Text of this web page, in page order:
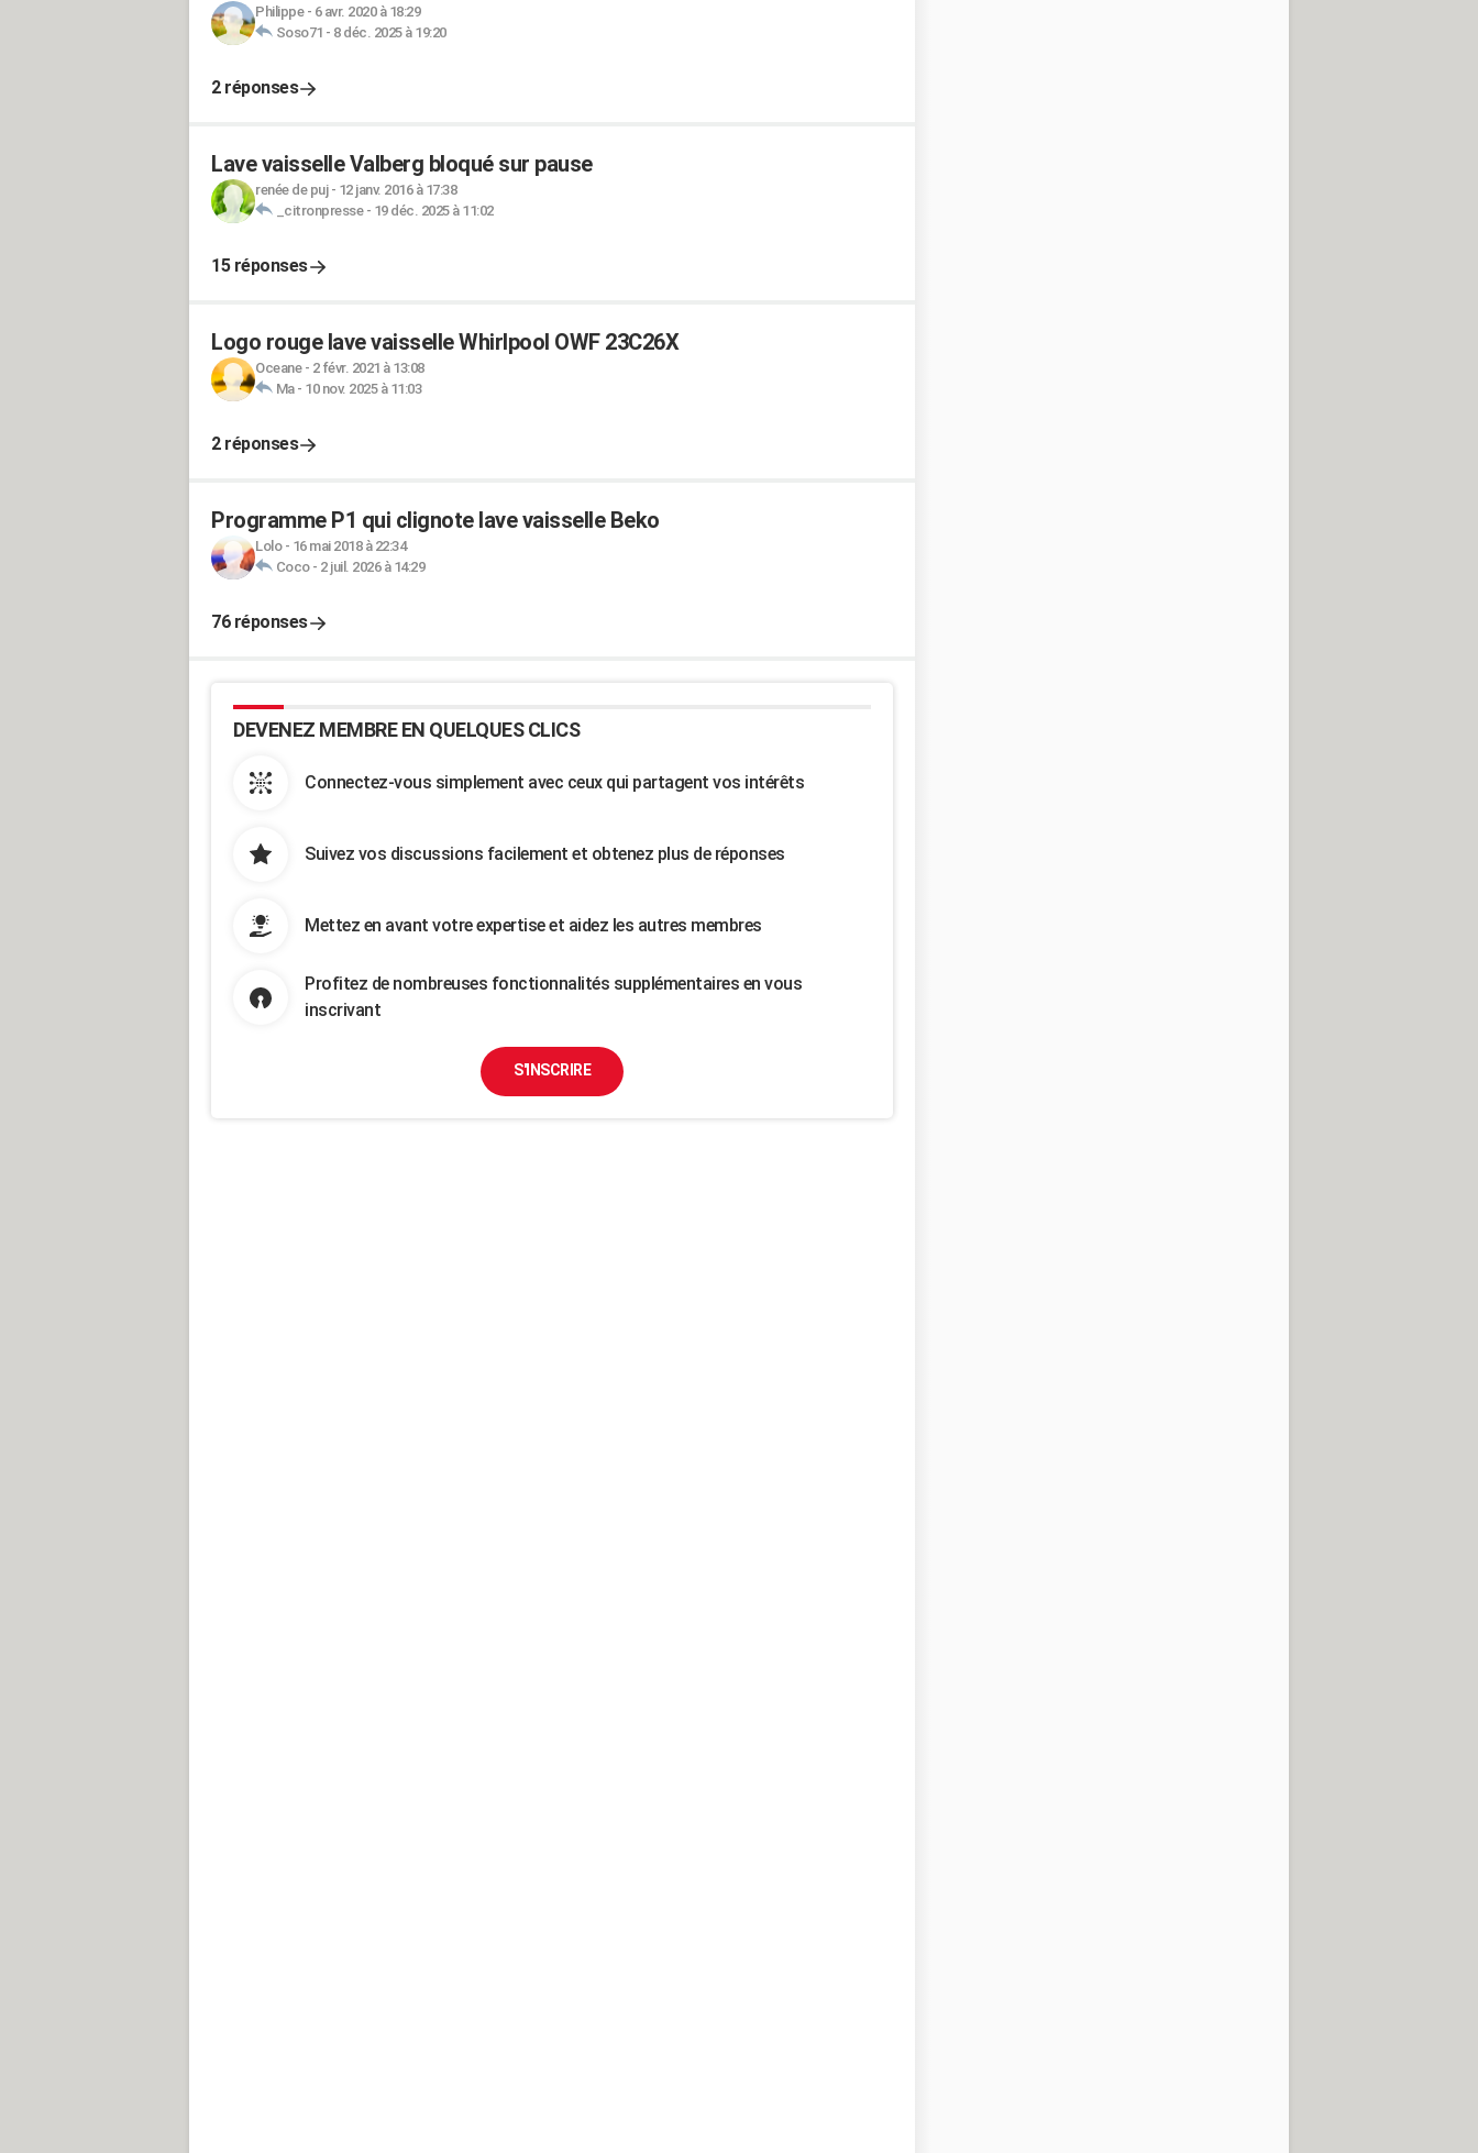
Philippe- 6 avr. 2020 à 18:29
Soso71 - 8 déc. 2025 à 19:20
2 réponses
Lave vaisselle Valberg bloqué sur pause
renée de puj- 12 janv. 2016 à 17:38
_citronpresse- 19 déc. 2025 à 11:02
15 réponses
Logo rouge lave vaisselle Whirlpool OWF 23C26X
Oceane- 2 févr. 2021 à 13:08
Ma- 10 nov. 2025 à 11:03
2 réponses
Programme P1 qui clignote lave vaisselle Beko
Lolo- 16 mai 2018 à 22:34
Coco- 2 juil. 2026 à 14:29
76 réponses
DEVENEZ MEMBRE EN QUELQUES CLICS
Connectez-vous simplement avec ceux qui partagent vos intérêts
Suivez vos discussions facilement et obtenez plus de réponses
Mettez en avant votre expertise et aidez les autres membres
Profitez de nombreuses fonctionnalités supplémentaires en vous
inscrivant
S'INSCRIRE